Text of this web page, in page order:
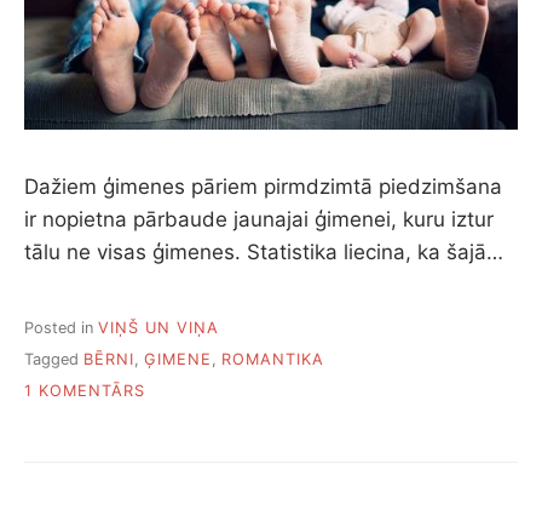
Dažiem ģimenes pāriem pirmdzimtā piedzimšana
ir nopietna pārbaude jaunajai ģimenei, kuru iztur
tālu ne visas ģimenes. Statistika liecina, ka šajā…
Posted in VIŅŠ UN VIŅA
Tagged BĒRNI, ĢIMENE , ROMANTIKA
1 KOMENTĀRS